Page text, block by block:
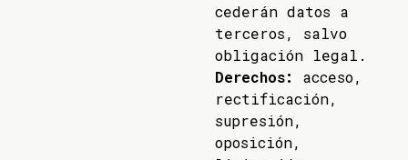
cederán datos a
terceros, salvo
obligación legal.
Derechos:
acceso,
rectificación,
supresión,
oposición,